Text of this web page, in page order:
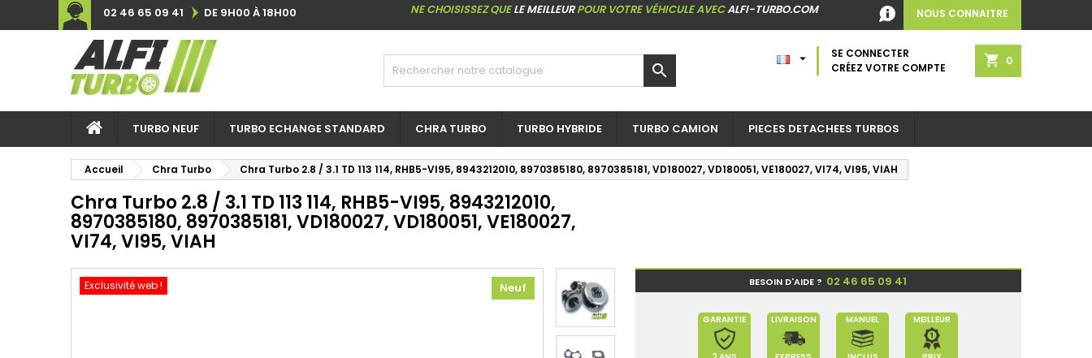
02 46 65 09 41 DE 9H00 À 18H00 NE CHOISISSEZ QUELE MEILLEURPOUR VOTRE VÉHICULE AVECALFI-TURBO.COM NOUS CONNAITRE
shopping_cart 0
SE CONNECTER
CRÉEZ VOTRE COMPTE


TURBO NEUF TURBO ECHANGE STANDARD CHRA TURBO TURBO HYBRIDE TURBO CAMION PIECES DETACHEES TURBOS
Accueil Chra Turbo Chra Turbo 2.8 / 3.1 TD 113 114, RHB5-VI95, 8943212010, 8970385180, 8970385181, VD180027, VD180051, VE180027, VI74, VI95, VIAH
Chra Turbo 2.8 / 3.1 TD 113 114, RHB5-VI95, 8943212010,
8970385180, 8970385181, VD180027, VD180051, VE180027,
VI74, VI95, VIAH
Exclusivité web ! Neuf BESOIN D'AIDE ? 02 46 65 09 41
GARANTIE LIVRAISON MANUEL MEILLEUR